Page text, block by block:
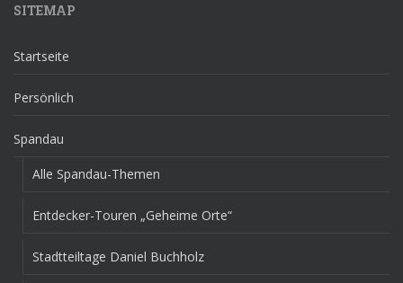
SITEMAP
Startseite
Persönlich
Spandau
Alle Spandau-Themen
Entdecker-Touren „Geheime Orte“
Stadtteiltage Daniel Buchholz